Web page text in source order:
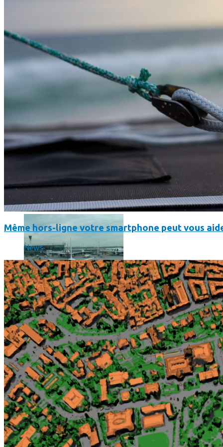
Comment réduire au maximum la consommation de son
Un boîtier imprimé en 3D va faire tourner Android sur votre
Même hors-ligne votre smartphone peut vous
News